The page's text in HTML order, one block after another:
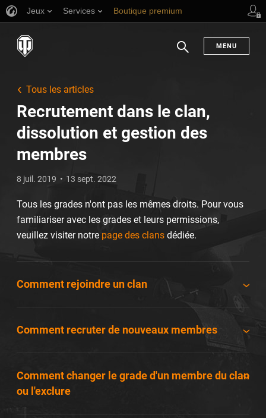
Jeux Services Boutique premium
Chercher
MENU
Tous les articles
Recrutement dans le clan,
dissolution et gestion des
membres
8 juil. 2019 13 sept. 2022
Tous les grades n'ont pas les mêmes droits. Pour vous
familiariser avec les grades et leurs permissions,
veuillez visiter notre page des clans dédiée.
Comment rejoindre un clan
Comment recruter de nouveaux membres
Comment changer le grade d'un membre du clan
ou l'exclure